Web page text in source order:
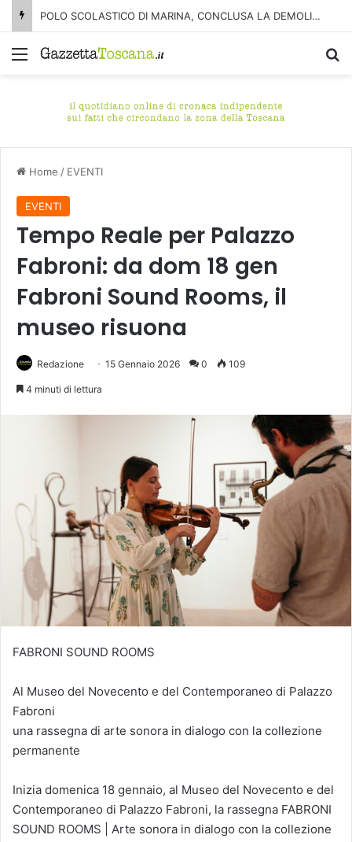
POLO SCOLASTICO DI MARINA, CONCLUSA LA DEMOLIZIONE DELL’ALA NORD-SUD
Menu
Home / EVENTI
EVENTI
Tempo Reale per Palazzo
Fabroni: da dom 18 gen
Fabroni Sound Rooms, il
museo risuona
Redazione 15 Gennaio 2026 0 109
4 minuti di lettura
FABRONI SOUND ROOMS
Al Museo del Novecento e del Contemporaneo di Palazzo
Fabroni
una rassegna di arte sonora in dialogo con la collezione
permanente
Inizia domenica 18 gennaio, al Museo del Novecento e del
Contemporaneo di Palazzo Fabroni, la rassegna FABRONI
SOUND ROOMS | Arte sonora in dialogo con la collezione